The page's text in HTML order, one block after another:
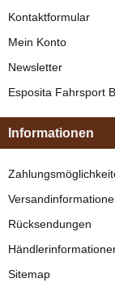
"Shettyglück"
Braun
329,00 €*
Kontaktformular
Mein Konto
Newsletter
Esposita Fahrsport
Informationen
Rücksendungen
Sitemap